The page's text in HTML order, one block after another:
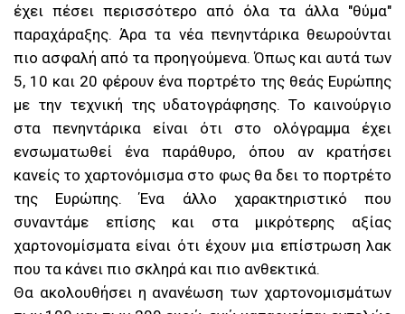
έχει πέσει περισσότερο από όλα τα άλλα "θύμα"
παραχάραξης. Άρα τα νέα πενηντάρικα θεωρούνται
πιο ασφαλή από τα προηγούμενα. Όπως και αυτά των
5, 10 και 20 φέρουν ένα πορτρέτο της θεάς Ευρώπης
με την τεχνική της υδατογράφησης. Το καινούργιο
στα πενηντάρικα είναι ότι στο ολόγραμμα έχει
ενσωματωθεί ένα παράθυρο, όπου αν κρατήσει
κανείς το χαρτονόμισμα στο φως θα δει το πορτρέτο
της Ευρώπης. Ένα άλλο χαρακτηριστικό που
συναντάμε επίσης και στα μικρότερης αξίας
χαρτονομίσματα είναι ότι έχουν μια επίστρωση λακ
που τα κάνει πιο σκληρά και πιο ανθεκτικά.
Θα ακολουθήσει η ανανέωση των χαρτονομισμάτων